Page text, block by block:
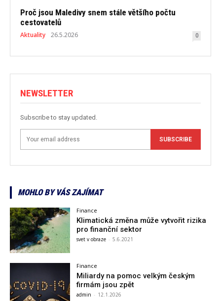
Proč jsou Maledivy snem stále většího počtu
cestovatelů
Aktuality 26.5.2026 0
NEWSLETTER
Subscribe to stay updated.
SUBSCRIBE
MOHLO BY VÁS ZAJÍMAT
Finance
Klimatická změna může vytvořit rizika
pro finanční sektor
svet v obraze - 5.6.2021
Finance
Miliardy na pomoc velkým českým
firmám jsou zpět
admin - 12.1.2026